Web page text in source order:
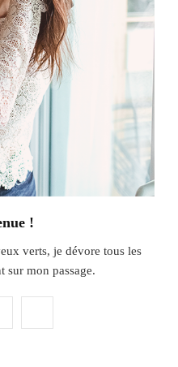
!
verts, je dévore tous les
sur mon passage.